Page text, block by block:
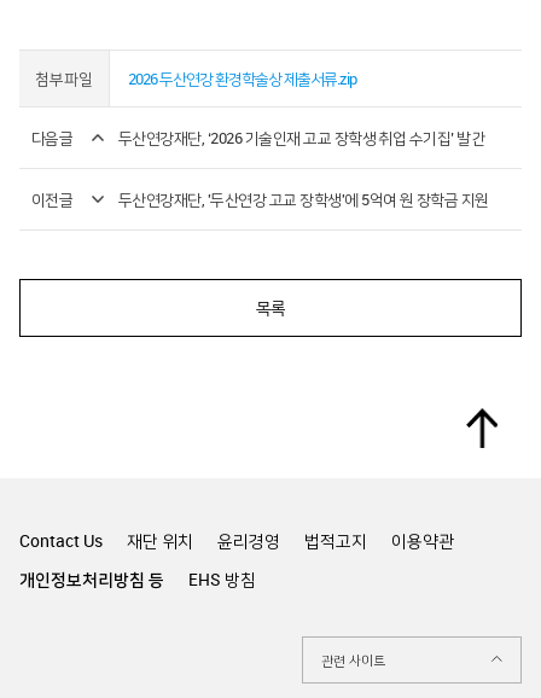
첨부파일 2026 두산연강 환경학술상 제출서류.zip
다음글 두산연강재단, ‘2026 기술인재 고교 장학생 취업 수기집’ 발간
이전글 두산연강재단, '두산연강 고교 장학생'에 5억여 원 장학금 지원
목록
Contact Us 재단 위치 윤리경영 법적고지
이용약관
개인정보처리방침 등
EHS 방침
관련 사이트
두산그룹